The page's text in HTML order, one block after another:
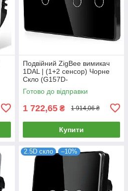
Подвійний ZigBee вимикач
1DAL | (1+2 сенсор) Чорне
Скло (G157D-
SW1G2G.ZB.BL)
Готово до відправки
1 722,65 ₴ 1 914,06 ₴
Купити
2.5D скло –10%